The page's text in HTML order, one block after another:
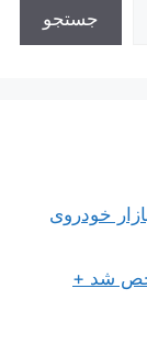
جستجو
کرولا کراس هایبرید ۲۰۲۶ به بازار خودروی
شد +